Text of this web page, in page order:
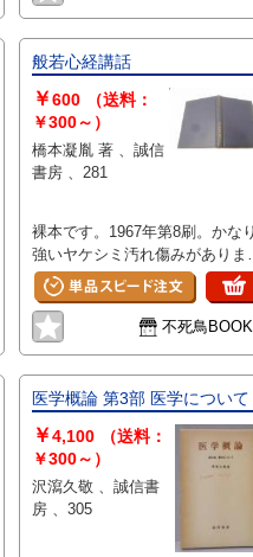
般若心経講話
￥600
（送料：
￥300～）
橋本凝胤 著 、誠信
書房 、281
裸本です。1967年第8刷。かなり
強いヤケシミ汚れ傷みがありま
す。
不死鳥
医学概論 第3部 医学について
￥4,100
（送料：
￥300～）
沢瀉久敬 、誠信書
房 、305